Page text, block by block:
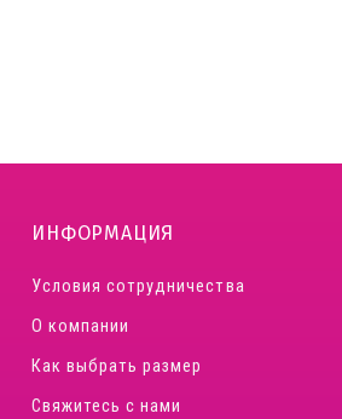
ИНФОРМАЦИЯ
Условия сотрудничества
О компании
Как выбрать размер
Свяжитесь с нами